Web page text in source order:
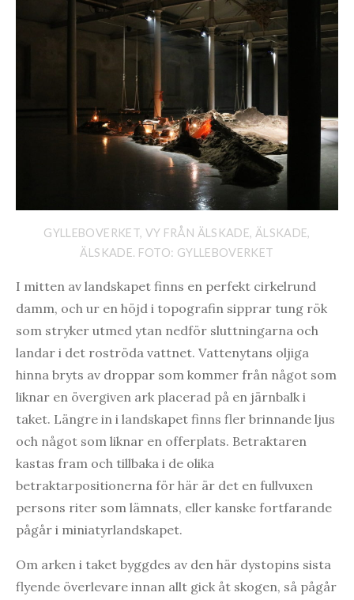
GYLLEBOVERKET, VY FRÅN ÄLSKADE, ÄLSKADE,
ÄLSKADE. FOTO: GYLLEBOVERKET
I mitten av landskapet finns en perfekt cirkelrund
damm, och ur en höjd i topografin sipprar tung rök
som stryker utmed ytan nedför sluttningarna och
landar i det roströda vattnet. Vattenytans oljiga
hinna bryts av droppar som kommer från något som
liknar en övergiven ark placerad på en järnbalk i
taket. Längre in i landskapet finns fler brinnande ljus
och något som liknar en offerplats. Betraktaren
kastas fram och tillbaka i de olika
betraktarpositionerna för här är det en fullvuxen
persons riter som lämnats, eller kanske fortfarande
pågår i miniatyrlandskapet.
Om arken i taket byggdes av den här dystopins sista
flyende överlevare innan allt gick åt skogen, så pågår